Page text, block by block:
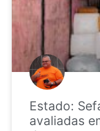
Estado:
avaliadas